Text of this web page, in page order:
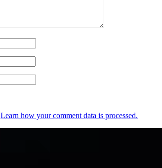
Learn how your comment data is processed.